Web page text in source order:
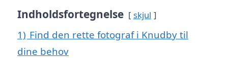
Indholdsfortegnelse skjul
1) Find den rette fotograf i Knudby til
dine behov